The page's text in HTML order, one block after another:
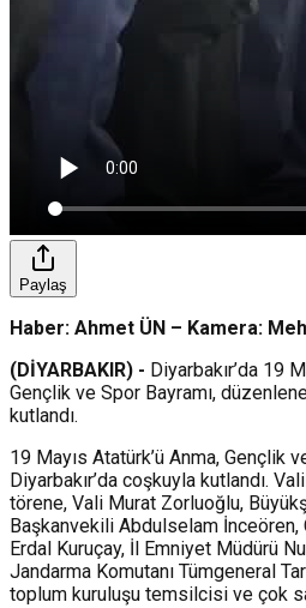
Paylaş
Haber: Ahmet ÜN – Kamera:
(DİYARBAKIR) - Diyarbakır’da 19
Gençlik ve Spor Bayramı,
kutlandı.
19 Mayıs Atatürk’ü Anma, Gençlik
Diyarbakır’da coşkuyla kutlandı.
törene, Vali Murat Zorluoğlu,
Başkanvekili Abdulselam İnceören,
Erdal Kuruçay, İl Emniyet Müdürü
Jandarma Komutanı Tümgeneral
toplum kuruluşu temsilcisi ve çok